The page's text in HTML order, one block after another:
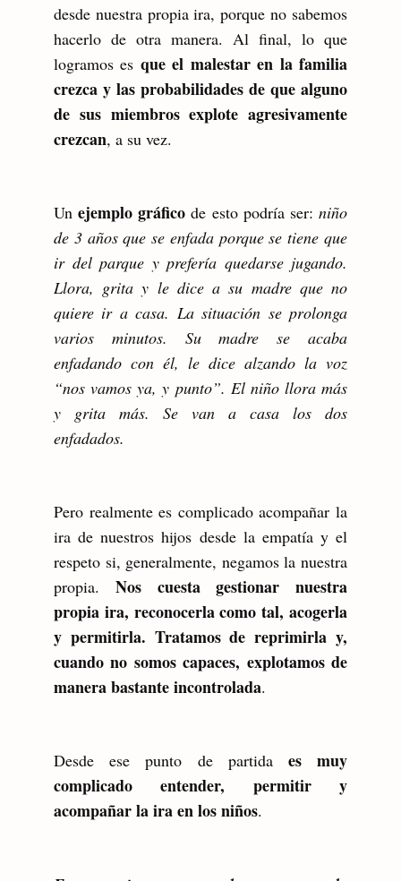
desde nuestra propia ira, porque no sabemos
hacerlo de otra manera. Al final, lo que
logramos es que el malestar en la familia
crezca y las probabilidades de que alguno
de sus miembros explote agresivamente
crezcan, a su vez.
Unejemplo gráfico de esto podría ser:niño
de 3 años que se enfada porque se tiene que
ir del parque y prefería quedarse jugando.
Llora, grita y le dice a su madre que no
quiere ir a casa. La situación se prolonga
varios minutos. Su madre se acaba
enfadando con él, le dice alzando la voz
“nos vamos ya, y punto”. El niño llora más
y grita más. Se van a casa los dos
enfadados.
Pero realmente es complicado acompañar la
ira de nuestros hijos desde la empatía y el
respeto si, generalmente, negamos la nuestra
propia. Nos cuesta gestionar nuestra
propia ira, reconocerla como tal, acogerla
y permitirla. Tratamos de reprimirla y,
cuando no somos capaces, explotamos de
manera bastante incontrolada.
Desde ese punto de partida es muy
complicado entender, permitir y
acompañar la ira en los niños.